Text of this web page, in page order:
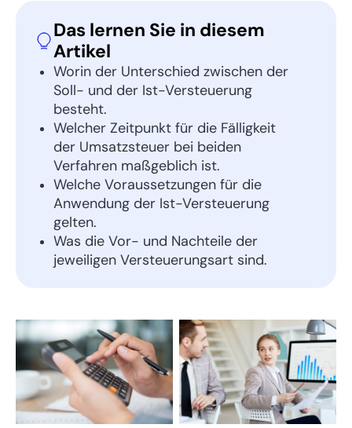
Das lernen Sie in diesem
Artikel
Worin der Unterschied zwischen der
Soll- und der Ist-Versteuerung
besteht.
Welcher Zeitpunkt für die Fälligkeit
der Umsatzsteuer bei beiden
Verfahren maßgeblich ist.
Welche Voraussetzungen für die
Anwendung der Ist-Versteuerung
gelten.
Was die Vor- und Nachteile der
jeweiligen Versteuerungsart sind.